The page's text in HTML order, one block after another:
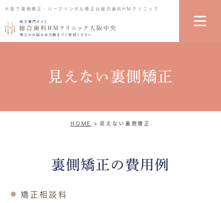
大阪で裏側矯正・ハーフリンガル矯正は総合歯科HMクリニック
見えない裏側矯正
HOME 見えない裏側矯正
裏側矯正の費用例
矯正相談料